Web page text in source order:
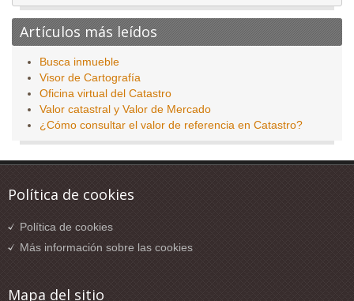
Artículos más leídos
Busca inmueble
Visor de Cartografía
Oficina virtual del Catastro
Valor catastral y Valor de Mercado
¿Cómo consultar el valor de referencia en Catastro?
Política de cookies
Política de cookies
Más información sobre las cookies
Mapa del sitio